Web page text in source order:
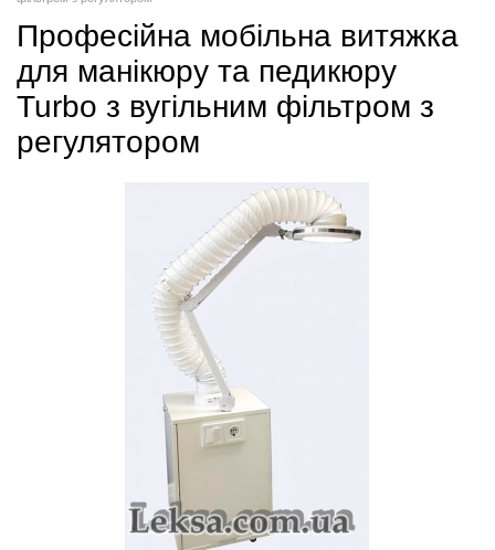
Професійна мобільна витяжка
для манікюру та педикюру
Turbo з вугільним фільтром з
регулятором